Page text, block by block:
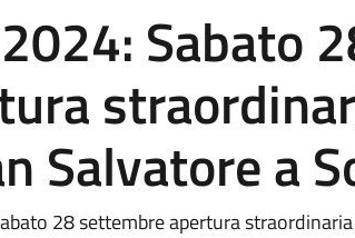
Sabato
Salvatore a
28 settembre apertura